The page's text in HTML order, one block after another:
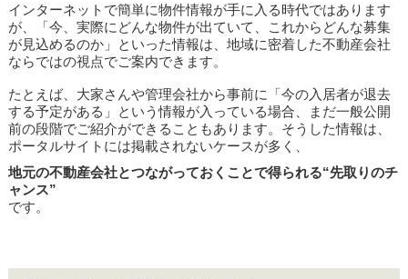
インターネットで簡単に物件情報が手に入る時代ではあります
が、「今、実際にどんな物件が出ていて、これからどんな募集
が見込めるのか」といった情報は、地域に密着した不動産会社
ならではの視点でご案内できます。
たとえば、大家さんや管理会社から事前に「今の入居者が退去
する予定がある」という情報が入っている場合、まだ一般公開
前の段階でご紹介ができることもあります。そうした情報は、
ポータルサイトには掲載されないケースが多く、
地元の不動産会社とつながっておくことで得られる“先取りのチ
ャンス”
です。